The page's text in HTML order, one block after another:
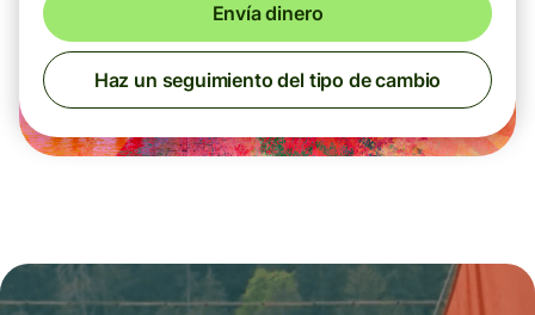
Envía dinero
Haz un seguimiento del tipo de cambio